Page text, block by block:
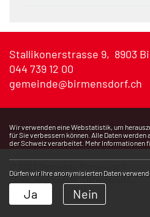
Stallikonerstrasse 9, 8903
044 739 12 00
gemeinde@birmensdorf.ch
Toolbar
Links Impressum Datenschutz
Webstatistik
Wir verwenden eine Webstatistik, um
für Sie verbessern können. Alle Daten
der Schweiz verarbeitet. Mehr Informationen
Dürfen wir Ihre anonymisierten Daten
Ja Nein